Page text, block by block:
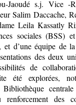
Jaoudé s.j. Vice -
Salim Daccache,
Leila Kassatly
sociales (BSS)
et d’une équipe de
des deux
de
été explorées,
renforcement des